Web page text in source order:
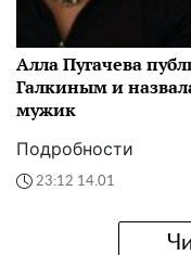
Алла Пугачева
Галкиным и
мужик
Подробности
23:12 14.01